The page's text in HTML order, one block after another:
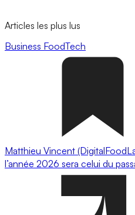
Articles les plus lus
Business FoodTech
Matthieu Vincent
l’année 2026 sera celui du